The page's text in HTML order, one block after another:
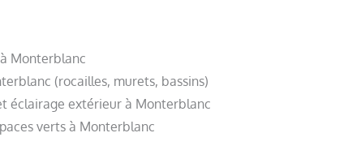
Monterblanc
(rocailles, murets, bassins)
éclairage extérieur à Monterblanc
verts à Monterblanc